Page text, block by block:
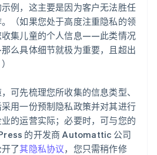
例，这主要是因为客户无法胜任
（如果您处于高度注重隐私的领
收集儿童的个人信息——此类情况
么具体细节就极为重要，且超出
可先梳理您所收集的信息类型、
用一份预制隐私政策并对其进行
的运营实际；必要时，可与您的
的开发商 Automattic 公司
了其隐私协议，您只需稍作修